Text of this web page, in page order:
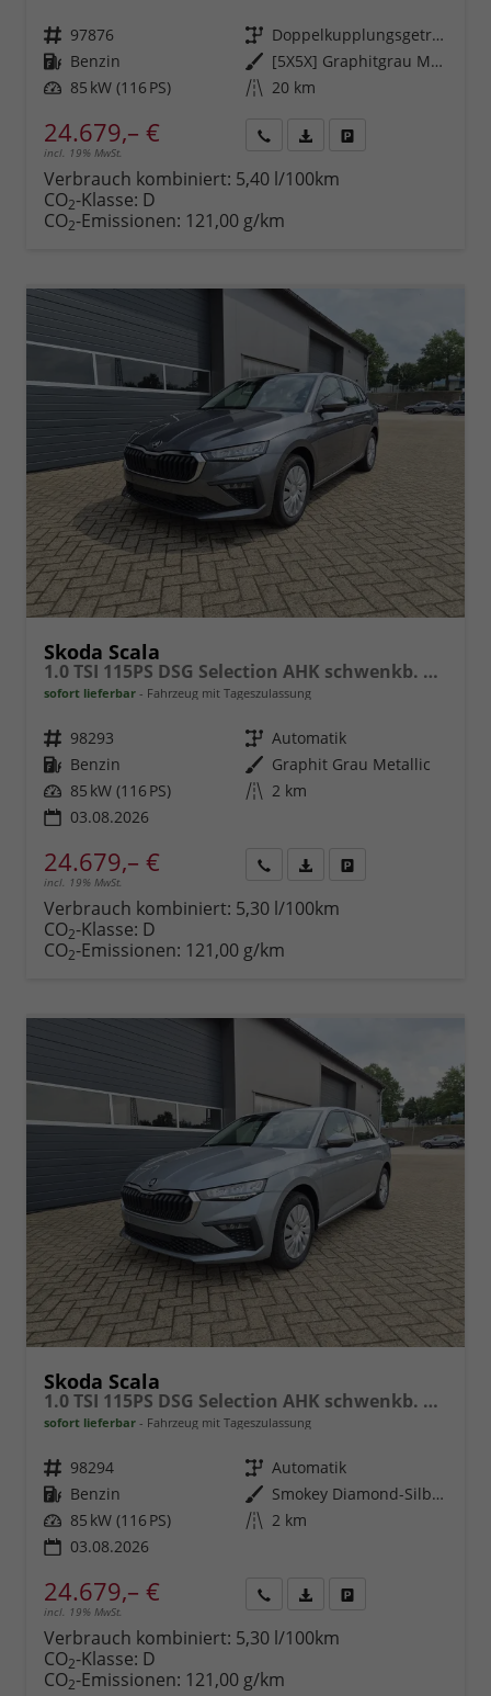
Fahrzeugnr. 97876 Getriebe
Doppelkupplungsgetriebe (DSG)
Kraftstoff Benzin Außenfarbe
[5X5X] Graphitgrau Metallic
Leistung 85 kW (116 PS) Kilometerstand 20 km
24.679,– €
incl. 19% MwSt.
anfordern
Datei,
Verbrauch kombiniert: 5,40 l/100km
CO2-Klasse: D
CO2-Emissionen: 121,00 g/km
Skoda Scala
1.0 TSI 115PS DSG Selection AHK schwenkb. Klimaautomatik Sitzheizung PDC Rückf.Kamera Apple CarPlay Android Auto
sofort lieferbar Fahrzeug mit Tageszulassung
Fahrzeugnr. 98293 Getriebe Automatik
Kraftstoff Benzin Außenfarbe Graphit Grau Metallic
Leistung 85 kW (116 PS) Kilometerstand 2 km
03.08.2026
24.679,– €
incl. 19% MwSt.
anfordern
Datei,
Verbrauch kombiniert: 5,30 l/100km
CO2-Klasse: D
CO2-Emissionen: 121,00 g/km
Skoda Scala
1.0 TSI 115PS DSG Selection AHK schwenkb. Klimaautomatik Sitzheizung PDC Rückf.Kamera Apple CarPlay Android Auto
sofort lieferbar Fahrzeug mit Tageszulassung
Fahrzeugnr. 98294 Getriebe Automatik
Kraftstoff Benzin Außenfarbe
Smokey Diamond-Silber Metallic
Leistung 85 kW (116 PS) Kilometerstand 2 km
03.08.2026
24.679,– €
incl. 19% MwSt.
anfordern
Datei,
Verbrauch kombiniert: 5,30 l/100km
CO2-Klasse: D
CO2-Emissionen: 121,00 g/km